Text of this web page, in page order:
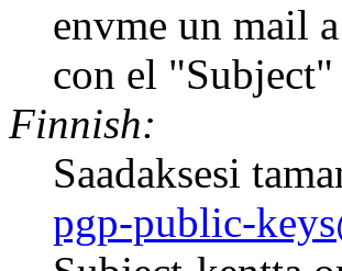
envme un mail
con el
Finnish:
Saadaksesi
pgp-public-